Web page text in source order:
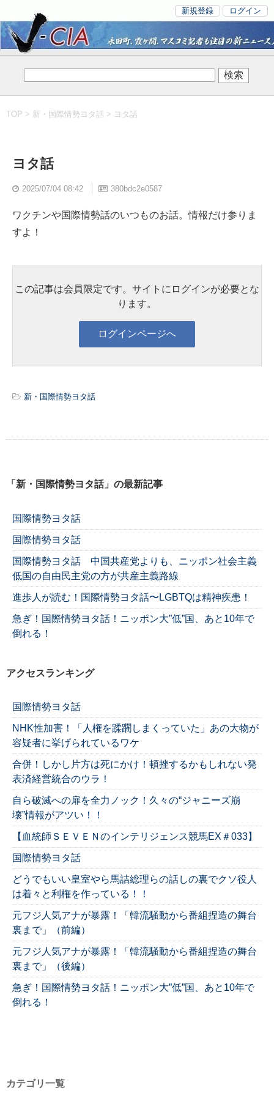
新規登録 ログイン
TOP > 新・国際情勢ヨタ話 > ヨタ話
ヨタ話
2025/07/04 08:42 380bdc2e0587
ワクチンや国際情勢話のいつものお話。情報だけ参りま
すよ！
この記事は会員限定です。サイトにログインが必要とな
ります。
新・国際情勢ヨタ話
「新・国際情勢ヨタ話」の最新記事
国際情勢ヨタ話
国際情勢ヨタ話
国際情勢ヨタ話 中国共産党よりも、ニッポン社会主義
低国の自由民主党の方が共産主義路線
進歩人が読む！国際情勢ヨタ話〜LGBTQは精神疾患！
急ぎ！国際情勢ヨタ話！ニッポン大”低”国、あと10年で
倒れる！
アクセスランキング
国際情勢ヨタ話
NHK性加害！「人権を蹂躙しまくっていた」あの大物が
容疑者に挙げられているワケ
合併！しかし片方は死にかけ！頓挫するかもしれない発
表済経営統合のウラ！
自ら破滅への扉を全力ノック！久々の“ジャニーズ崩
壊”情報がアツい！！
【血統師ＳＥＶＥＮのインテリジェンス競馬EX＃033】
国際情勢ヨタ話
どうでもいい皇室やら馬詰総理らの話しの裏でクソ役人
は着々と利権を作っている！！
元フジ人気アナが暴露！「韓流騒動から番組捏造の舞台
裏まで」（前編）
元フジ人気アナが暴露！「韓流騒動から番組捏造の舞台
裏まで」（後編）
急ぎ！国際情勢ヨタ話！ニッポン大”低”国、あと10年で
倒れる！
カテゴリ一覧